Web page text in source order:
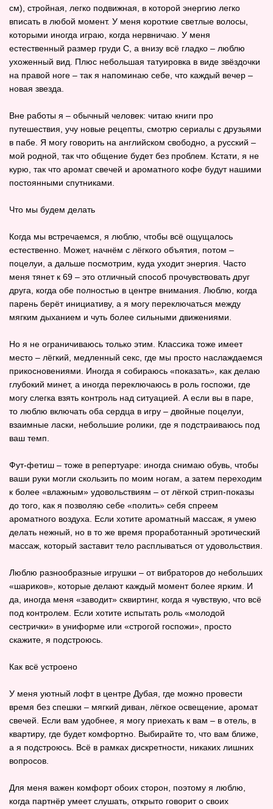
см), стройная, легко подвижная, в которой энергию легко
вписать в любой момент. У меня короткие светлые волосы,
которыми иногда играю, когда нервничаю. У меня
естественный размер груди C, а внизу всё гладко – люблю
ухоженный вид. Плюс небольшая татуировка в виде звёздочки
на правой ноге – так я напоминаю себе, что каждый вечер –
новая звезда.
Вне работы я – обычный человек: читаю книги про
путешествия, учу новые рецепты, смотрю сериалы с друзьями
в пабе. Я могу говорить на английском свободно, а русский –
мой родной, так что общение будет без проблем. Кстати, я не
курю, так что аромат свечей и ароматного кофе будут нашими
постоянными спутниками.
Что мы будем делать
Когда мы встречаемся, я люблю, чтобы всё ощущалось
естественно. Может, начнём с лёгкого объятия, потом –
поцелуи, а дальше посмотрим, куда уходит энергия. Часто
меня тянет к 69 – это отличный способ прочувствовать друг
друга, когда обе полностью в центре внимания. Люблю, когда
парень берёт инициативу, а я могу переключаться между
мягким дыханием и чуть более сильными движениями.
Но я не ограничиваюсь только этим. Классика тоже имеет
место – лёгкий, медленный секс, где мы просто наслаждаемся
прикосновениями. Иногда я собираюсь «показать», как делаю
глубокий минет, а иногда переключаюсь в роль госпожи, где
могу слегка взять контроль над ситуацией. А если вы в паре,
то люблю включать оба сердца в игру – двойные поцелуи,
взаимные ласки, небольшие ролики, где я подстраиваюсь под
ваш темп.
Фут‑фетиш – тоже в репертуаре: иногда снимаю обувь, чтобы
ваши руки могли скользить по моим ногам, а затем переходим
к более «влажным» удовольствиям – от лёгкой стрип‑показы
до того, как я позволяю себе «полить» себя спреем
ароматного воздуха. Если хотите ароматный массаж, я умею
делать нежный, но в то же время проработанный эротический
массаж, который заставит тело расплываться от удовольствия.
Люблю разнообразные игрушки – от вибраторов до небольших
«шариков», которые делают каждый момент более ярким. И
да, иногда меня «заводит» сквиртинг, когда я чувствую, что всё
под контролем. Если хотите испытать роль «молодой
сестрички» в униформе или «строгой госпожи», просто
скажите, я подстроюсь.
Как всё устроено
У меня уютный лофт в центре Дубая, где можно провести
время без спешки – мягкий диван, лёгкое освещение, аромат
свечей. Если вам удобнее, я могу приехать к вам – в отель, в
квартиру, где будет комфортно. Выбирайте то, что вам ближе,
а я подстроюсь. Всё в рамках дискретности, никаких лишних
вопросов.
Для меня важен комфорт обоих сторон, поэтому я люблю,
когда партнёр умеет слушать, открыто говорит о своих